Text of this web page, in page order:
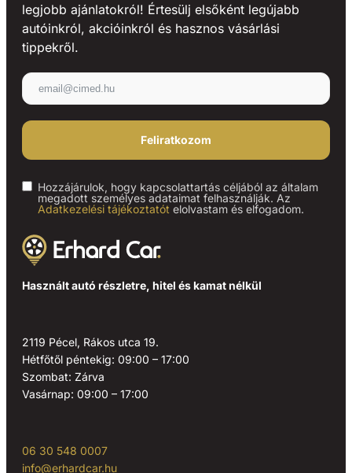
Használt autó részletre, hitel és kamat nélkül
2119 Pécel, Rákos utca 19.
Hétfőtől péntekig: 09:00 – 17:00
Szombat: Zárva
Vasárnap: 09:00 – 17:00
06 30 548 0007
info@erhardcar.hu
legjobb ajánlatokról! Értesülj elsőként legújabb
autóinkról, akcióinkról és hasznos vásárlási
tippekről.
Feliratkozom
Hozzájárulok, hogy kapcsolattartás céljából az általam
megadott személyes adataimat felhasználják. Az
Adatkezelési tájékoztatót elolvastam és elfogadom.